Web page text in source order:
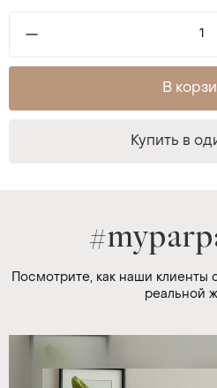
В
Купить в
Посмотрите, как наши клиенты
реальной